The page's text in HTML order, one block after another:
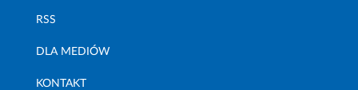
RSS
DLA MEDIÓW
KONTAKT